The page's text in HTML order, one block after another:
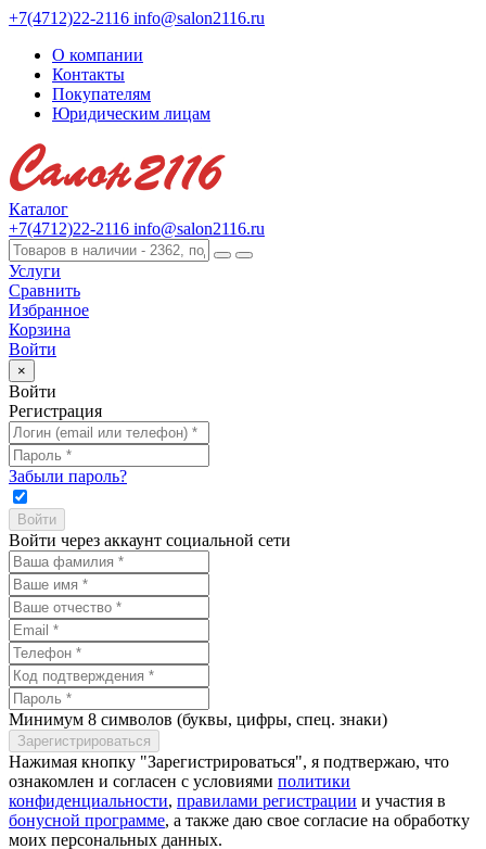
+7(4712)22-2116 info@salon2116.ru
О компании
Контакты
Покупателям
Юридическим лицам
Каталог
+7(4712)22-2116 info@salon2116.ru
Услуги
Сравнить
Избранное
Корзина
Войти
×
Войти
Регистрация
Забыли пароль?
Войти через аккаунт социальной сети
Минимум 8 символов (буквы, цифры, спец. знаки)
Нажимая кнопку "Зарегистрироваться", я подтвержаю, что
ознакомлен и согласен с условиями политики
конфиденциальности, правилами регистрации и участия в
бонусной программе, а также даю свое согласие на обработку
моих персональных данных.